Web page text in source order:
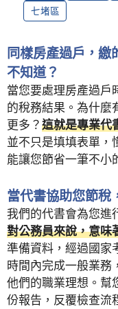
七堵區
同樣房產過戶，繳
不知道？
當您要處理房產過戶
的稅務結果。為什麼
更多？ 這就是專業代
並不只是填填表單，
能讓您節省一筆不小
當代書協助您節稅
我們的代書會為您進
對公務員來說，意味
準備資料，經過國家
時間內完成一般業務
他們的職業理想。幫
份報告，反覆檢查流